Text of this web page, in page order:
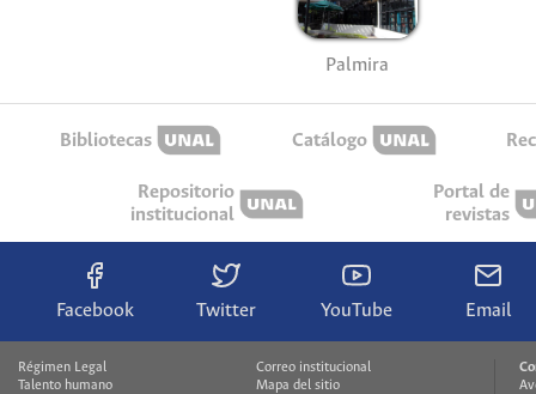
Palmira
Bibliotecas Catálogo
Repositorio
institucional
Portal de
revistas
Facebook Twitter YouTube Email
Régimen Legal
Talento humano
Correo institucional
Mapa del sitio